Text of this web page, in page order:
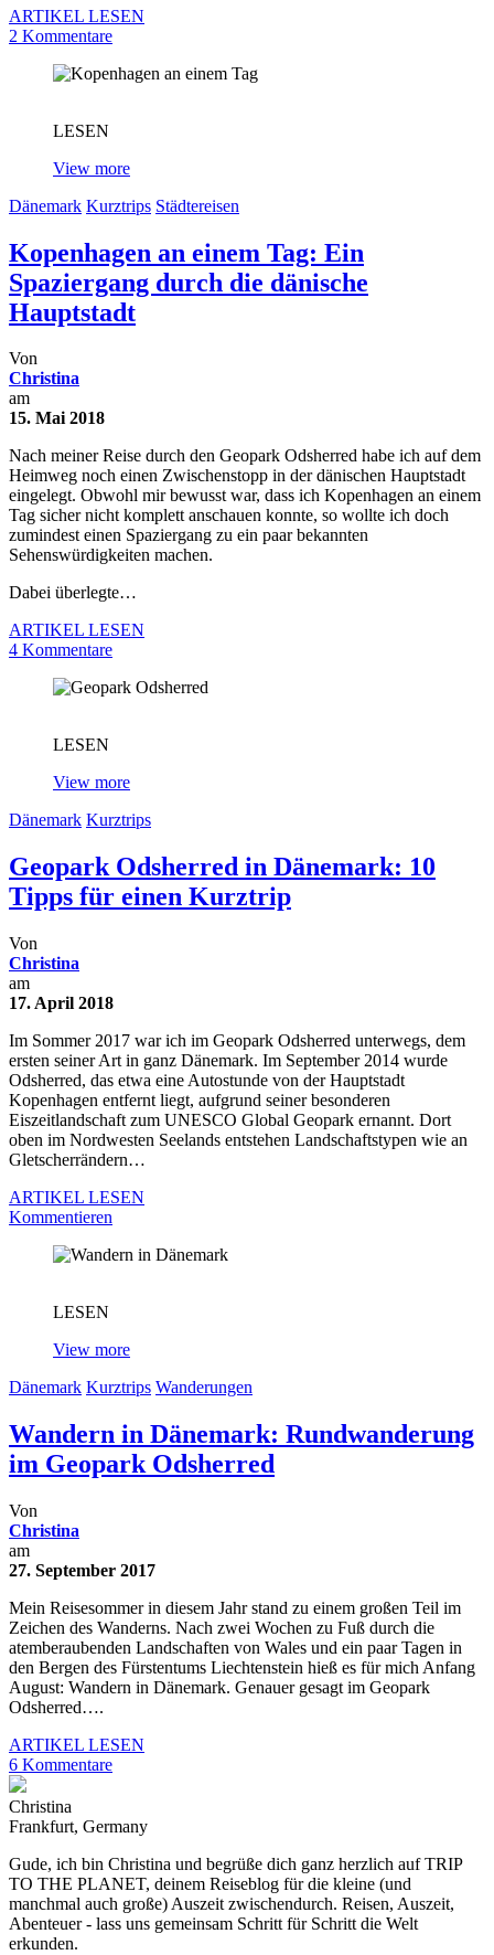
ARTIKEL LESEN
2 Kommentare
LESEN
View more
Dänemark Kurztrips Städtereisen
Kopenhagen an einem Tag: Ein
Spaziergang durch die dänische
Hauptstadt
Von
Christina
am
15. Mai 2018
Nach meiner Reise durch den Geopark Odsherred habe ich auf dem
Heimweg noch einen Zwischenstopp in der dänischen Hauptstadt
eingelegt. Obwohl mir bewusst war, dass ich Kopenhagen an einem
Tag sicher nicht komplett anschauen konnte, so wollte ich doch
zumindest einen Spaziergang zu ein paar bekannten
Sehenswürdigkeiten machen.
Dabei überlegte…
ARTIKEL LESEN
4 Kommentare
LESEN
View more
Dänemark Kurztrips
Geopark Odsherred in Dänemark: 10
Tipps für einen Kurztrip
Von
Christina
am
17. April 2018
Im Sommer 2017 war ich im Geopark Odsherred unterwegs, dem
ersten seiner Art in ganz Dänemark. Im September 2014 wurde
Odsherred, das etwa eine Autostunde von der Hauptstadt
Kopenhagen entfernt liegt, aufgrund seiner besonderen
Eiszeitlandschaft zum UNESCO Global Geopark ernannt. Dort
oben im Nordwesten Seelands entstehen Landschaftstypen wie an
Gletscherrändern…
ARTIKEL LESEN
Kommentieren
LESEN
View more
Dänemark Kurztrips Wanderungen
Wandern in Dänemark: Rundwanderung
im Geopark Odsherred
Von
Christina
am
27. September 2017
Mein Reisesommer in diesem Jahr stand zu einem großen Teil im
Zeichen des Wanderns. Nach zwei Wochen zu Fuß durch die
atemberaubenden Landschaften von Wales und ein paar Tagen in
den Bergen des Fürstentums Liechtenstein hieß es für mich Anfang
August: Wandern in Dänemark. Genauer gesagt im Geopark
Odsherred….
ARTIKEL LESEN
6 Kommentare
Christina
Frankfurt, Germany
Gude, ich bin Christina und begrüße dich ganz herzlich auf TRIP
TO THE PLANET, deinem Reiseblog für die kleine (und
manchmal auch große) Auszeit zwischendurch. Reisen, Auszeit,
Abenteuer - lass uns gemeinsam Schritt für Schritt die Welt
erkunden.